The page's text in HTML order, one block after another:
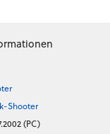
Shooter
(PC)